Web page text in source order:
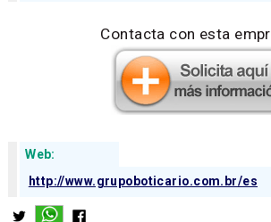
Contacta con esta
Web:
http://www.grupoboticario.com.br/es